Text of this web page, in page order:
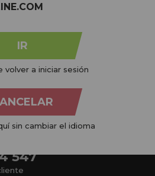
S.L.U.
dedicamo-nos à venda de
e beleza, oferecendo uma vasta
e profissional. Temos preços
sempre à sua disposição.
547
IR
volver a iniciar sesión
sin cambiar el idioma